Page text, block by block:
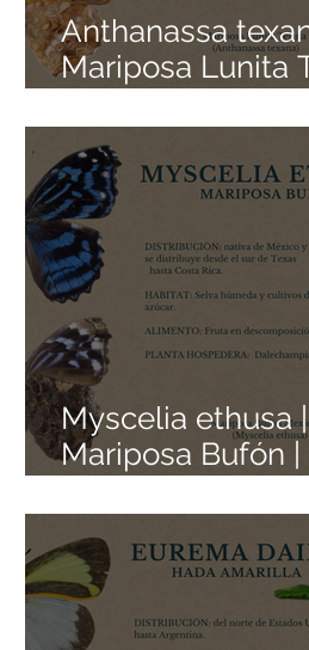
Anthanassa
Mariposa Lunita
Mariposas
Pedacitos de
Myscelia ethusa |
Mariposa Bufón |
Mexicanas |
de Origen